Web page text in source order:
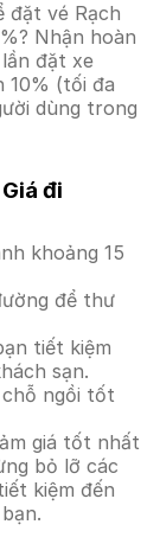
đặt vé Rạch
Nhận hoàn
đặt xe
10% (tối đa
dùng trong
đi
khoảng 15
để thư
tiết kiệm
sạn.
ngồi tốt
giá tốt nhất
bỏ lỡ các
kiệm đến